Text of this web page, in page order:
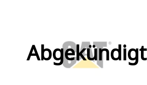
Abgekündigt